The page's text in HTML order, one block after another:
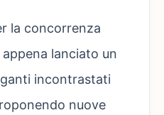
la concorrenza
lanciato un
incontrastati
nuove